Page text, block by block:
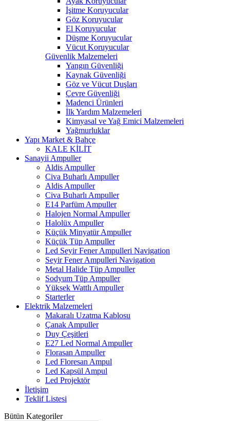
İşitme Koruyucular
Göz Koruyucular
El Koruyucular
Düşme Koruyucular
Vücut Koruyucular
Güvenlik Malzemeleri
Yangın Güvenliği
Kaynak Güvenliği
Göz ve Vücut Duşları
Çevre Güvenliği
Madenci Ürünleri
İlk Yardım Malzemeleri
Kimyasal ve Yağ Emici Malzemeleri
Yağmurluklar
Yapı Market & Bahçe
KALE KİLİT
Sanayii Ampuller
Aldis Ampuller
Civa Buharlı Ampuller
Aldis Ampuller
Civa Buharlı Ampuller
E14 Parfüm Ampuller
Halojen Normal Ampuller
Halolüx Ampuller
Küçük Minyatür Ampuller
Küçük Tüp Ampuller
Led Seyir Fener Ampulleri Navigation
Seyir Fener Ampulleri Navigation
Metal Halide Tüp Ampuller
Sodyum Tüp Ampuller
Yüksek Wattlı Ampuller
Starterler
Elektrik Malzemeleri
Makaralı Uzatma Kablosu
Çanak Ampuller
Duy Çeşitleri
E27 Led Normal Ampuller
Florasan Ampuller
Led Floresan Ampul
Led Kapsül Ampul
Led Projektör
İletişim
Teklif Listesi
Bütün Kategoriler